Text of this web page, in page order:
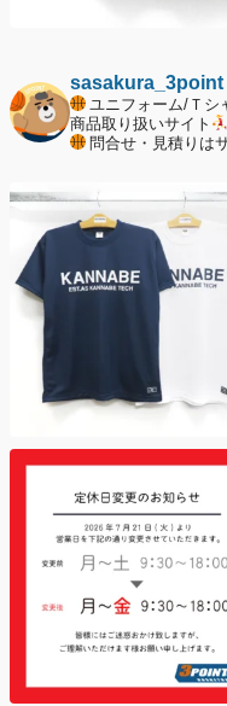
sasakura_3point
ユニフォーム/Ｔシ
商品取り扱いサイト
問合せ・見積りは